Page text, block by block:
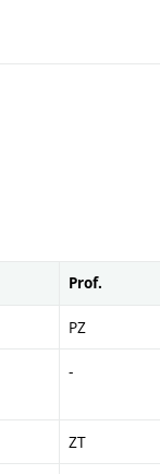
Prof.
PZ
-
ZT